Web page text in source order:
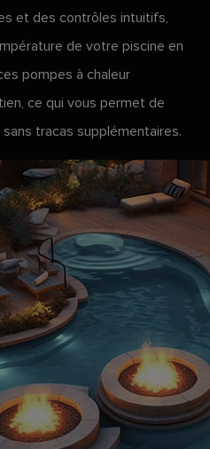
et des contrôles intuitifs,
de votre piscine en
pompes à chaleur
ce qui vous permet de
tracas supplémentaires.